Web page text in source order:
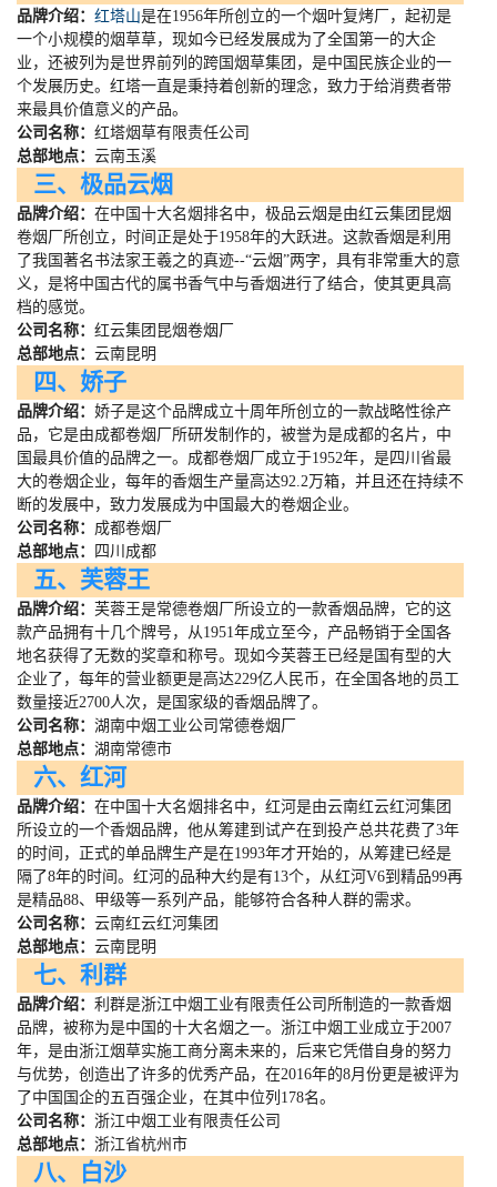
品牌介绍： 红塔山是在1956年所创立的一个烟叶复烤厂，起初是
一个小规模的烟草草，现如今已经发展成为了全国第一的大企
业，还被列为是世界前列的跨国烟草集团，是中国民族企业的一
个发展历史。红塔一直是秉持着创新的理念，致力于给消费者带
来最具价值意义的产品。
公司名称： 红塔烟草有限责任公司
总部地点： 云南玉溪
三、极品云烟
品牌介绍： 在中国十大名烟排名中，极品云烟是由红云集团昆烟
卷烟厂所创立，时间正是处于1958年的大跃进。这款香烟是利用
了我国著名书法家王羲之的真迹--“云烟”两字，具有非常重大的意
义，是将中国古代的属书香气中与香烟进行了结合，使其更具高
档的感觉。
公司名称： 红云集团昆烟卷烟厂
总部地点： 云南昆明
四、娇子
品牌介绍： 娇子是这个品牌成立十周年所创立的一款战略性徐产
品，它是由成都卷烟厂所研发制作的，被誉为是成都的名片，中
国最具价值的品牌之一。成都卷烟厂成立于1952年，是四川省最
大的卷烟企业，每年的香烟生产量高达92.2万箱，并且还在持续不
断的发展中，致力发展成为中国最大的卷烟企业。
公司名称： 成都卷烟厂
总部地点：
四川成都
五、芙蓉王
品牌介绍： 芙蓉王是常德卷烟厂所设立的一款香烟品牌，它的这
款产品拥有十几个牌号，从1951年成立至今，产品畅销于全国各
地名获得了无数的奖章和称号。现如今芙蓉王已经是国有型的大
企业了，每年的营业额更是高达229亿人民币，在全国各地的员工
数量接近2700人次，是国家级的香烟品牌了。
公司名称： 湖南中烟工业公司常德卷烟厂
总部地点： 湖南常德市
六、红河
品牌介绍： 在中国十大名烟排名中，红河是由云南红云红河集团
所设立的一个香烟品牌，他从筹建到试产在到投产总共花费了3年
的时间，正式的单品牌生产是在1993年才开始的，从筹建已经是
隔了8年的时间。红河的品种大约是有13个，从红河 V6到精品99再
是精品88、甲级等一系列产品，能够符合各种人群的需求。
公司名称： 云南红云红河集团
总部地点： 云南昆明
七、利群
品牌介绍： 利群是浙江中烟工业有限责任公司所制造的一款香烟
品牌，被称为是中国的十大名烟之一。浙江中烟工业成立于2007
年，是由浙江烟草实施工商分离未来的，后来它凭借自身的努力
与优势，创造出了许多的优秀产品，在2016年的8月份更是被评为
了中国国企的五百强企业，在其中位列 178名。
公司名称： 浙江中烟工业有限责任公司
总部地点： 浙江省杭州市
八、白沙